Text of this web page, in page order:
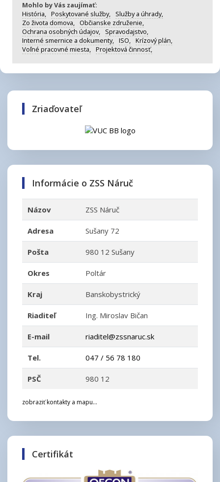
Mohlo by Vás zaujímať:
História, Poskytované služby,
Služby a úhrady,
Zo života domova,
Občianske združenie,
Ochrana osobných údajov,
Spravodajstvo,
Interné smernice a dokumenty, ISO, Krízový plán,
Voľné pracovné miesta, Projektová činnosť,
Zriaďovateľ
Informácie o ZSS Náruč
Názov ZSS Náruč
Adresa Sušany 72
Pošta 980 12 Sušany
Okres Poltár
Kraj Banskobystrický
Riaditeľ Ing. Miroslav Bičan
E-mail riaditel@zssnaruc.sk
Tel. 047 / 56 78 180
PSČ 980 12
zobraziť kontakty a mapu...
Certifikát